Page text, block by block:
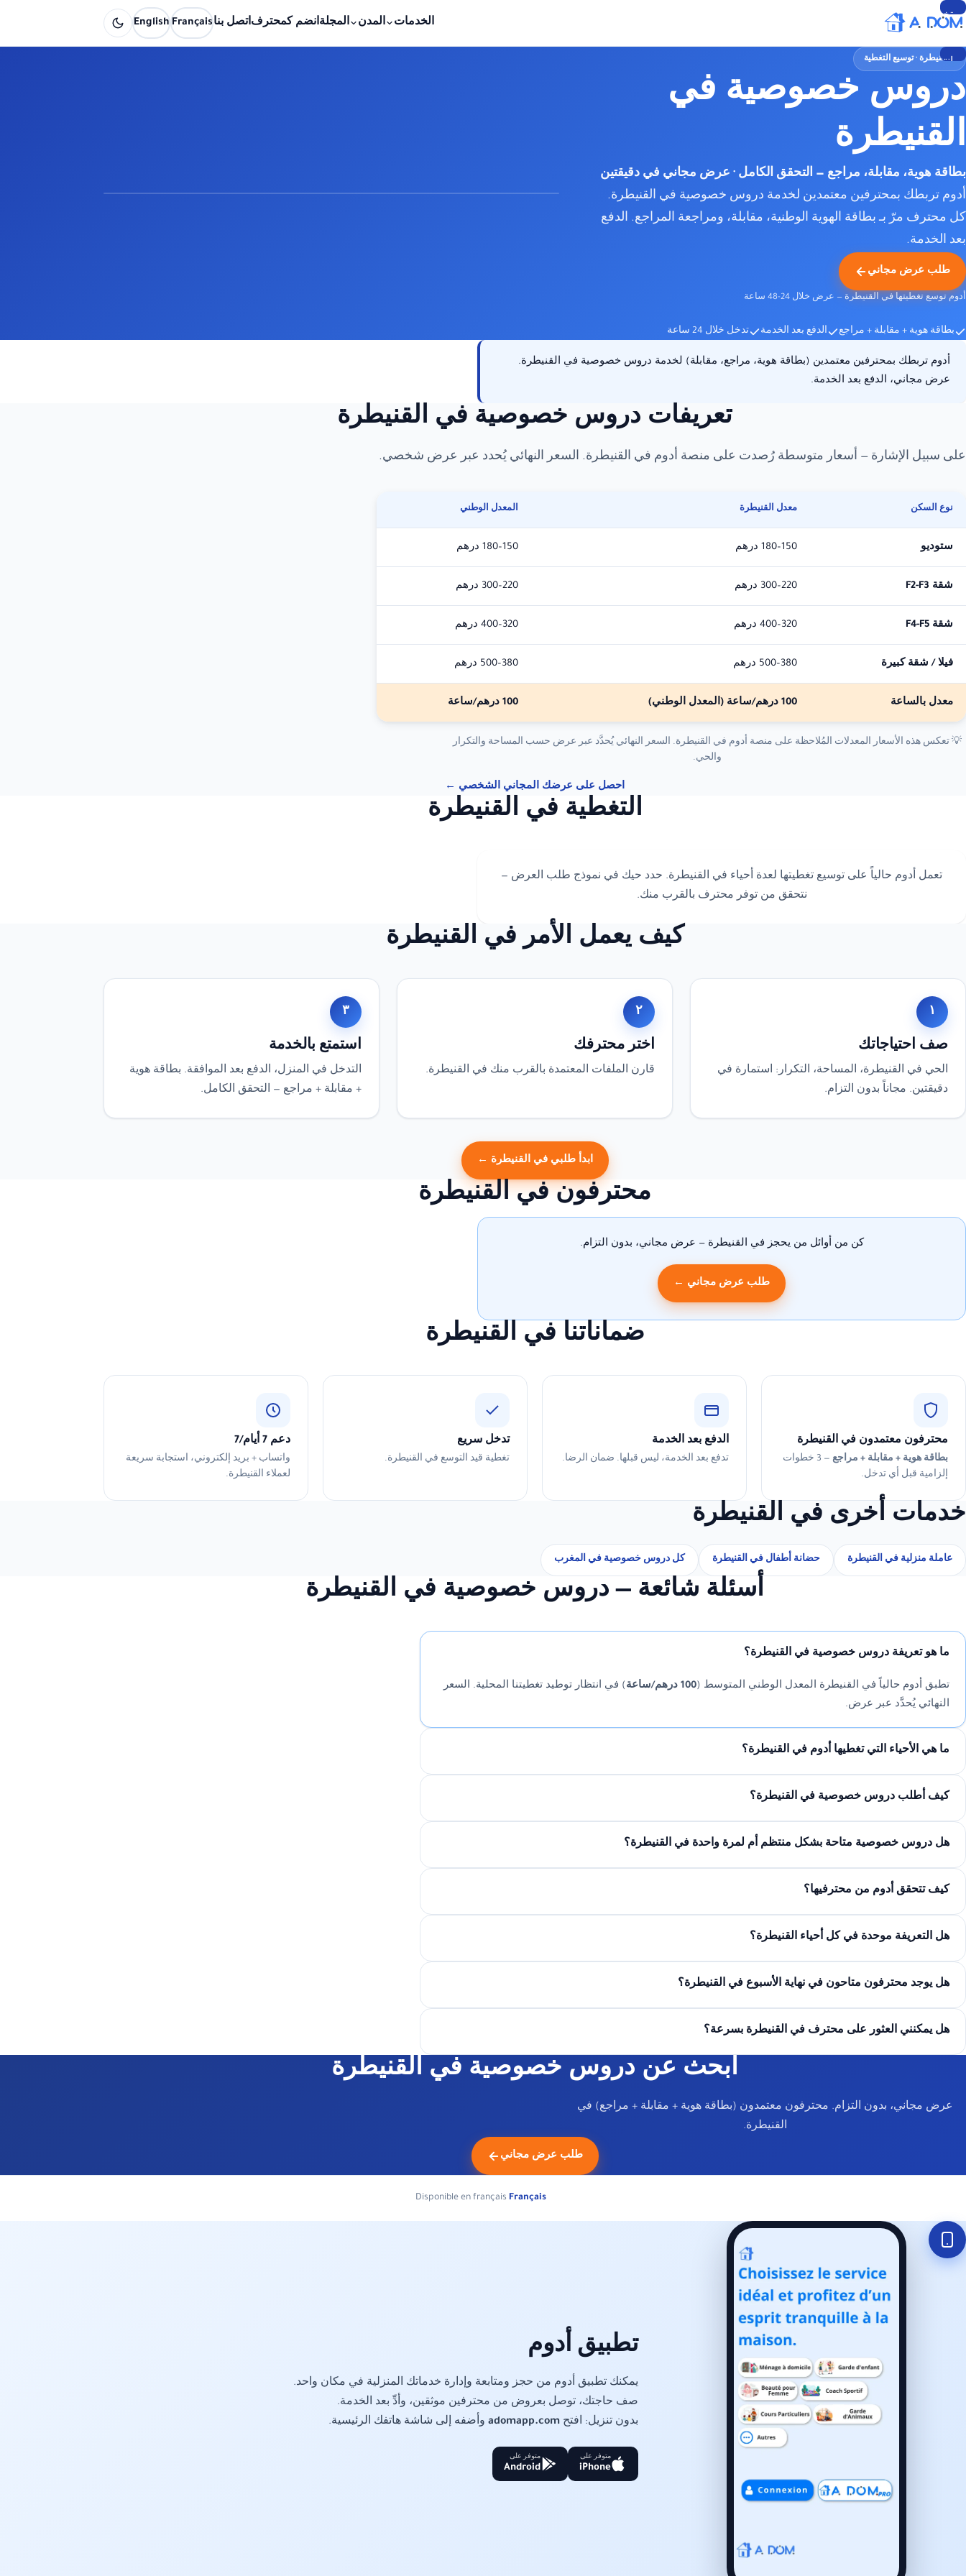
تخطي
المحتوى
الخدمات المدن المجلةانضم كمحترفاتصل بناFrançais
English
انتقل
المحتوى
القنيطرة · توسيع التغطية
دروس خصوصية في
القنيطرة
بطاقة هوية، مقابلة، مراجع — التحقق الكامل · عرض مجاني في دقيقتين
أدوم تربطك بمحترفين معتمدين لخدمة دروس خصوصية في القنيطرة.
كل محترف مرّ بـ بطاقة الهوية الوطنية، مقابلة، ومراجعة المراجع. الدفع
بعد الخدمة.
طلب عرض مجاني
أدوم توسع تغطيتها في القنيطرة — عرض خلال 24-48 ساعة
بطاقة هوية + مقابلة + مراجع الدفع بعد الخدمة تدخل خلال 24 ساعة
أدوم تربطك بمحترفين معتمدين (بطاقة هوية، مراجع، مقابلة) لخدمة دروس خصوصية في القنيطرة.
عرض مجاني، الدفع بعد الخدمة.
تعريفات دروس خصوصية في القنيطرة
على سبيل الإشارة — أسعار متوسطة رُصدت على منصة أدوم في القنيطرة. السعر النهائي يُحدد عبر عرض شخصي.
نوع السكن معدل القنيطرة المعدل الوطني
ستوديو 150–180 درهم 150–180 درهم
شقة F2-F3 220–300 درهم 220–300 درهم
شقة F4-F5 320–400 درهم 320–400 درهم
فيلا / شقة كبيرة 380–500 درهم 380–500 درهم
معدل بالساعة 100 درهم/ساعة (المعدل الوطني) 100 درهم/ساعة
💡 تعكس هذه الأسعار المعدلات المُلاحظة على منصة أدوم في القنيطرة. السعر النهائي يُحدَّد عبر عرض حسب المساحة والتكرار
والحي.
احصل على عرضك المجاني الشخصي ←
التغطية في القنيطرة
تعمل أدوم حالياً على توسيع تغطيتها لعدة أحياء في القنيطرة. حدد حيك في نموذج طلب العرض —
نتحقق من توفر محترف بالقرب منك.
كيف يعمل الأمر في القنيطرة
١
صف احتياجاتك
الحي في القنيطرة، المساحة، التكرار: استمارة في
دقيقتين. مجاناً بدون التزام.
٢
اختر محترفك
قارن الملفات المعتمدة بالقرب منك في القنيطرة.
٣
استمتع بالخدمة
التدخل في المنزل، الدفع بعد الموافقة. بطاقة هوية
+ مقابلة + مراجع — التحقق الكامل.
ابدأ طلبي في القنيطرة ←
محترفون في القنيطرة
كن من أوائل من يحجز في القنيطرة — عرض مجاني، بدون التزام.
طلب عرض مجاني ←
ضماناتنا في القنيطرة
محترفون معتمدون في القنيطرة
بطاقة هوية + مقابلة + مراجع
— 3 خطوات
إلزامية قبل أي تدخل.
الدفع بعد الخدمة
تدفع بعد الخدمة، ليس قبلها. ضمان الرضا.
تدخل سريع
تغطية قيد التوسع في القنيطرة.
دعم 7 أيام/7
واتساب + بريد إلكتروني، استجابة سريعة
لعملاء القنيطرة.
خدمات أخرى في القنيطرة
عاملة منزلية في القنيطرة حضانة أطفال في القنيطرة كل دروس خصوصية في المغرب
أسئلة شائعة — دروس خصوصية في القنيطرة
ما هو تعريفة دروس خصوصية في القنيطرة؟
تطبق أدوم حالياً في القنيطرة المعدل الوطني المتوسط (100 درهم/ساعة
) في انتظار توطيد تغطيتنا المحلية. السعر
النهائي يُحدَّد عبر عرض.
ما هي الأحياء التي تغطيها أدوم في القنيطرة؟
كيف أطلب دروس خصوصية في القنيطرة؟
هل دروس خصوصية متاحة بشكل منتظم أم لمرة واحدة في القنيطرة؟
كيف تتحقق أدوم من محترفيها؟
هل التعريفة موحدة في كل أحياء القنيطرة؟
هل يوجد محترفون متاحون في نهاية الأسبوع في القنيطرة؟
هل يمكنني العثور على محترف في القنيطرة بسرعة؟
ابحث عن دروس خصوصية في القنيطرة
عرض مجاني، بدون التزام. محترفون معتمدون (بطاقة هوية + مقابلة + مراجع) في
القنيطرة.
طلب عرض مجاني
Disponible en français Français
تطبيق أدوم
يمكنك تطبيق أدوم من حجز ومتابعة وإدارة خدماتك المنزلية في مكان واحد.
صف حاجتك، توصل بعروض من محترفين موثقين، وأدِّ بعد الخدمة.
بدون تنزيل: افتح adomapp.com وأضفه إلى شاشة هاتفك الرئيسية.
متوفر على
iPhone
متوفر على
Android